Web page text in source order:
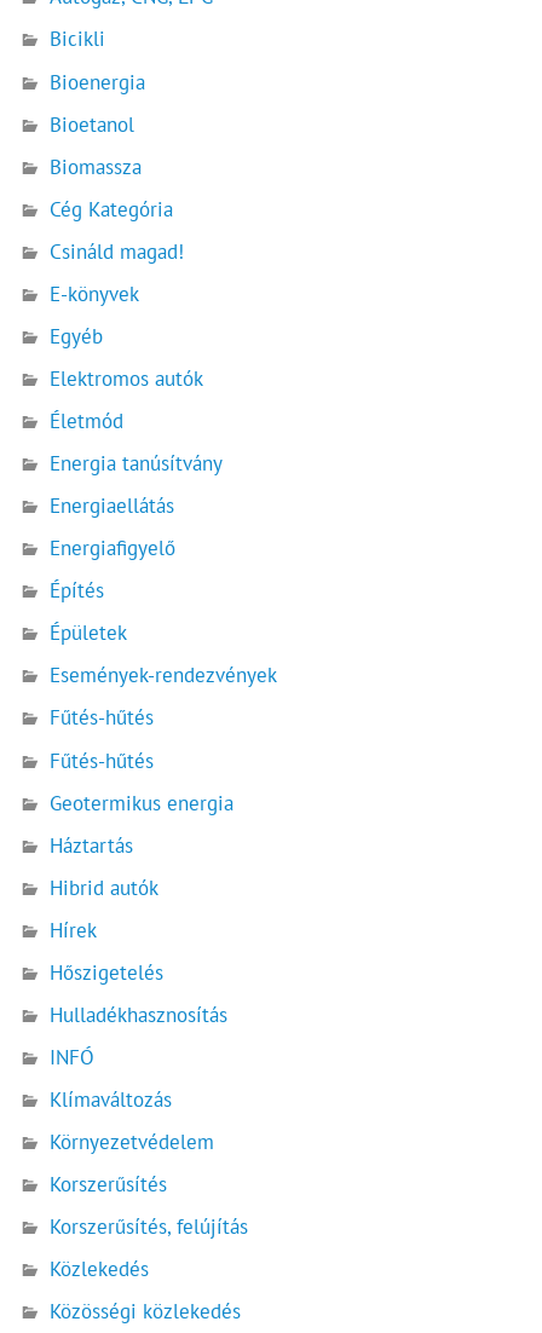
Bicikli
Bioenergia
Bioetanol
Biomassza
Cég Kategória
Csináld magad!
E-könyvek
Egyéb
Elektromos autók
Életmód
Energia tanúsítvány
Energiaellátás
Energiafigyelő
Építés
Épületek
Események-rendezvények
Fűtés-hűtés
Fűtés-hűtés
Geotermikus energia
Háztartás
Hibrid autók
Hírek
Hőszigetelés
Hulladékhasznosítás
INFÓ
Klímaváltozás
Környezetvédelem
Korszerűsítés
Korszerűsítés, felújítás
Közlekedés
Közösségi közlekedés